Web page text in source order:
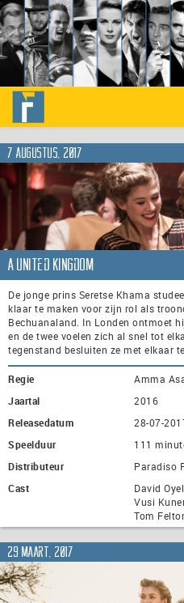
Previous
7 augustus, 2017
A United Kingdom
De jonge prins Seretse Khama
klaar te maken voor zijn rol als
Bechuanaland. In Londen ontmoet
en de twee voelen zich al snel tot
tegenstand besluiten ze met elkaar
Regie
Amma
Jaartal
2016
Releasedatum
28-07-
Speelduur
111
Distributeur
Paradiso
Cast
David
Vusi
Tom
29 maart, 2017